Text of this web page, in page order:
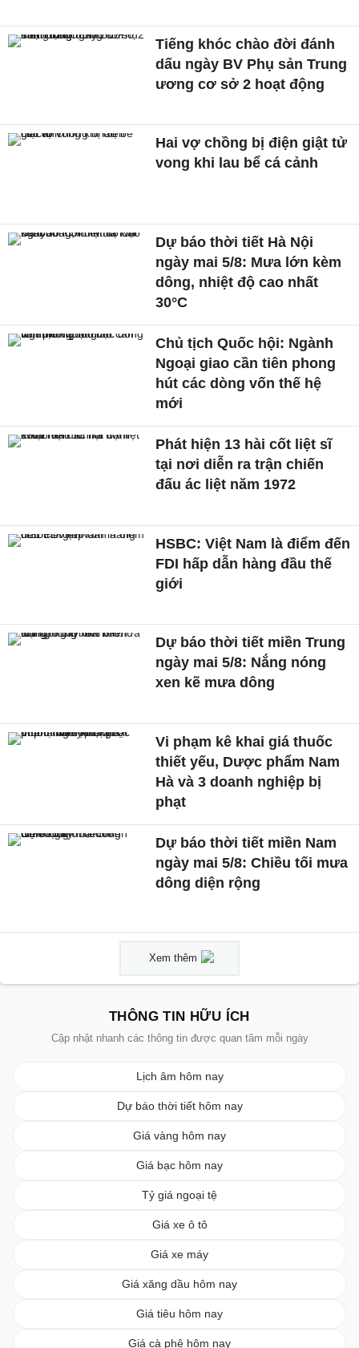
Tiếng khóc chào đời đánh
dấu ngày BV Phụ sản Trung
ương cơ sở 2 hoạt động
Hai vợ chồng bị điện giật tử
vong khi lau bể cá cảnh
Dự báo thời tiết Hà Nội
ngày mai 5/8: Mưa lớn kèm
dông, nhiệt độ cao nhất
30°C
Chủ tịch Quốc hội: Ngành
Ngoại giao cần tiên phong
hút các dòng vốn thế hệ
mới
Phát hiện 13 hài cốt liệt sĩ
tại nơi diễn ra trận chiến
đấu ác liệt năm 1972
HSBC: Việt Nam là điểm đến
FDI hấp dẫn hàng đầu thế
giới
Dự báo thời tiết miền Trung
ngày mai 5/8: Nắng nóng
xen kẽ mưa dông
Vi phạm kê khai giá thuốc
thiết yếu, Dược phẩm Nam
Hà và 3 doanh nghiệp bị
phạt
Dự báo thời tiết miền Nam
ngày mai 5/8: Chiều tối mưa
dông diện rộng
Xem thêm
THÔNG TIN HỮU ÍCH
Cập nhật nhanh các thông tin được quan tâm mỗi ngày
Lịch âm hôm nay
Dự báo thời tiết hôm nay
Giá vàng hôm nay
Giá bạc hôm nay
Tỷ giá ngoại tệ
Giá xe ô tô
Giá xe máy
Giá xăng dầu hôm nay
Giá tiêu hôm nay
Giá cà phê hôm nay